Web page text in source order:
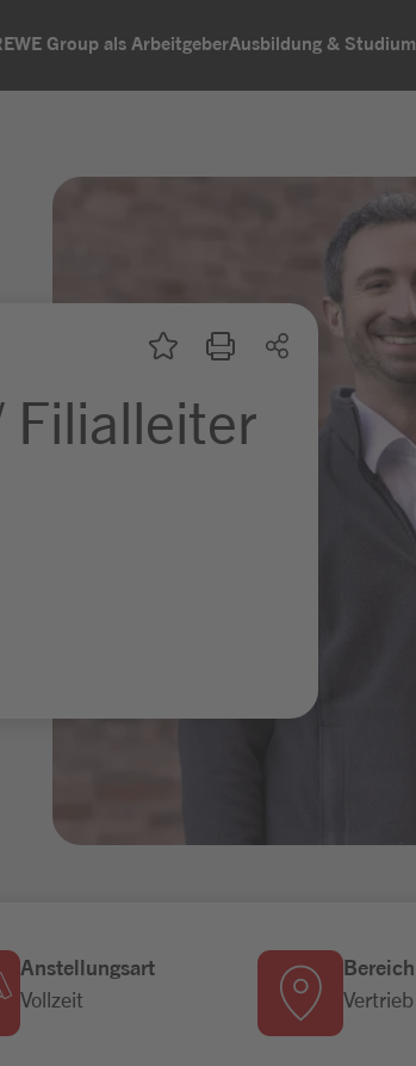
Group als ArbeitgeberAusbildung & Studium
Filialleiter
Anstellungsart
Vollzeit
Bereich
Vertrieb